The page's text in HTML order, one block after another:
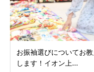
お振袖選びについてお教
します！イオン上...